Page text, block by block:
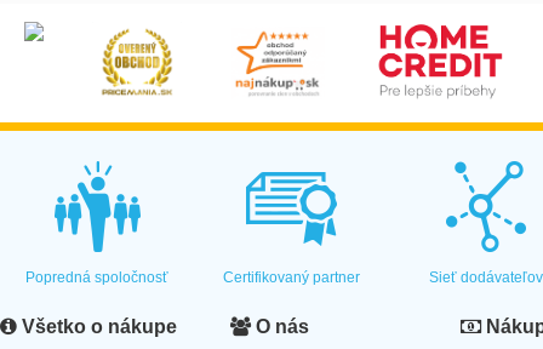
Popredná spoločnosť Certifikovaný partner Sieť dodávateľov
Všetko o nákupe O nás